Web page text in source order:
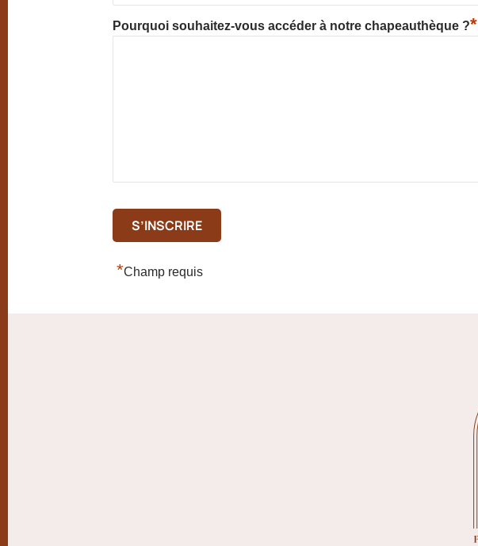
Pourquoi souhaitez-vous accéder à notre chapeauthèque ?*
*Champ requis